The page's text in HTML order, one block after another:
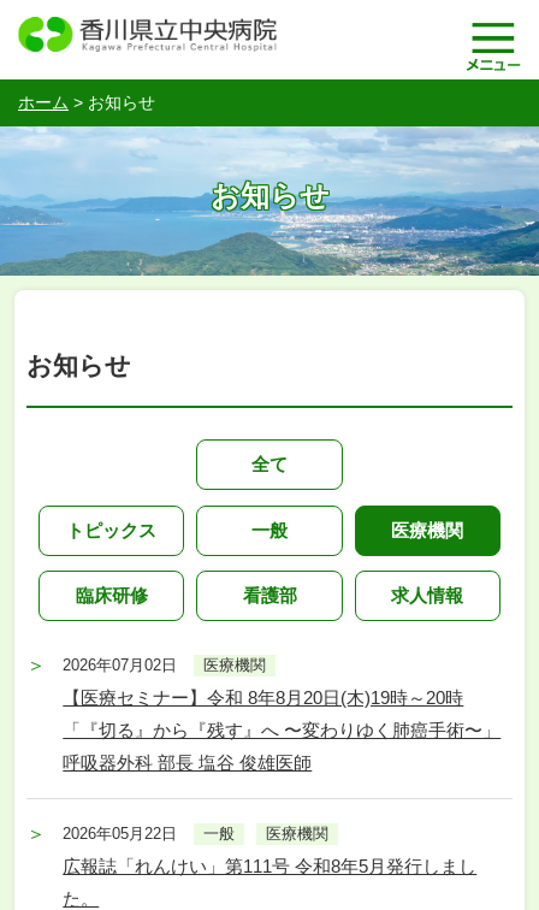
ホーム > お知らせ
お知らせ
お知らせ
全て
トピックス 一般 医療機関
臨床研修 看護部 求人情報
2026年07月02日 医療機関
【医療セミナー】令和 8年8月20日(木)19時～20時
「『切る』から『残す』へ 〜変わりゆく肺癌手術〜」
呼吸器外科 部長 塩谷 俊雄医師
2026年05月22日 一般 医療機関
広報誌「れんけい」第111号 令和8年5月発行しまし
た。